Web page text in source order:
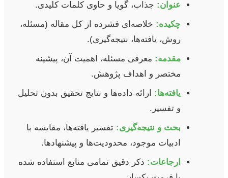
عنوان: جذاب، گویا و حاوی کلمات کلیدی.
چکیده: خلاصه‌ای فشرده از کل مقاله (مسئله،
روش، یافته‌ها، نتیجه‌گیری).
مقدمه: معرفی مسئله، اهمیت آن، پیشینه
مختصر و اهداف پژوهش.
یافته‌ها: ارائه داده‌ها و نتایج تحقیق بدون تحلیل
و تفسیر.
بحث و نتیجه‌گیری: تفسیر یافته‌ها، مقایسه با
ادبیات موجود، محدودیت‌ها و پیشنهادها.
ارجاعات: ذکر دقیق تمامی منابع استفاده شده